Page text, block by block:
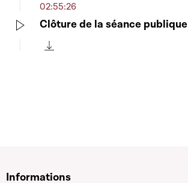
02:55:26
Clôture de la séance publique
Informations